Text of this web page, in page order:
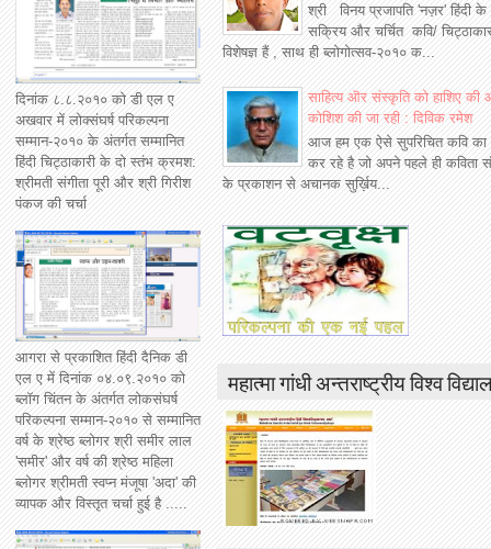
श्री विनय प्रजापति 'नज़र' हिंदी के
सक्रिय और चर्चित कवि/
विशेषज्ञ हैं , साथ ही ब्लोगोत्सव-२०१० क...
साहित्य ऒर संस्कृति को हाशिए
कोशिश की जा रही : दिविक रमेश
आज हम एक ऐसे सुपरिचित कवि का
कर रहे है जो अपने पहले ही कविता
के प्रकाशन से अचानक सुर्ख़िय...
महात्मा गांधी अन्तराष्ट्रीय विश्व
दिनांक ८.८.२०१० को डी एल ए
अखवार में लोक्संघर्ष परिकल्पना
सम्मान-२०१० के अंतर्गत सम्मानित
हिंदी चिट्ठाकारी के दो स्तंभ क्रमश:
श्रीमती संगीता पूरी और श्री गिरीश
पंकज की चर्चा
आगरा से प्रकाशित हिंदी दैनिक डी
एल ए में दिनांक ०४.०९.२०१० को
ब्लॉग चिंतन के अंतर्गत लोकसंघर्ष
परिकल्पना सम्मान-२०१० से सम्मानित
वर्ष के श्रेष्ठ ब्लोगर श्री समीर लाल
'समीर' और वर्ष की श्रेष्ठ महिला
ब्लोगर श्रीमती स्वप्न मंजूषा 'अदा' की
व्यापक और विस्तृत चर्चा हुई है .....